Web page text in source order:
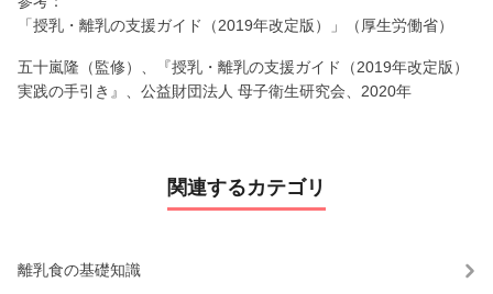
「授乳・離乳の支援ガイド（2019年改定版）」（厚生労働省）
五十嵐隆（監修）、『授乳・離乳の支援ガイド（2019年改定版）
実践の手引き』、公益財団法人 母子衛生研究会、2020年
関連するカテゴリ
離乳食の基礎知識